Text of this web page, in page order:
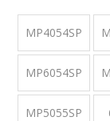
MP4054SP
MP6054SP
MP5055SP